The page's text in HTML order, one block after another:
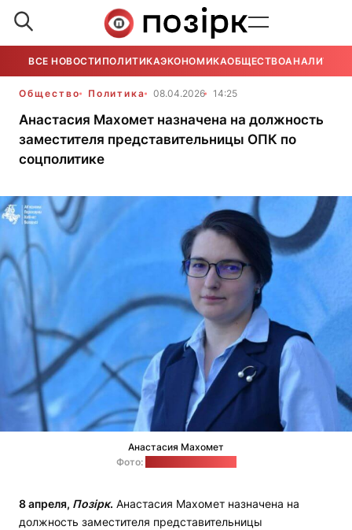
ВСЕ НОВОСТИ ПОЛИТИКАЭКОНОМИКАОБЩЕСТВОАНАЛИТИКА
Общество Политика 08.04.2026 14:25
Анастасия Махомет назначена на должность
заместителя представительницы ОПК по
соцполитике
Анастасия Махомет
Фото:
8 апреля, Позірк. Анастасия Махомет назначена на
должность заместителя представительницы